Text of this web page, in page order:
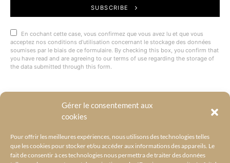
Gérer le consentement aux
cookies
Pour offrir les meilleures expériences, nous utilisons des technologies telles
que les cookies pour stocker et/ou accéder aux informations des appareils. Le
fait de consentir à ces technologies nous permettra de traiter des données
SUBSCRIBE
En cochant cette case, vous confirmez que vous avez lu et que vous
acceptez nos conditions d'utilisation concernant le stockage des données
soumises par le biais de ce formulaire. By checking this box, you confirm that
you have read and are agreeing to our terms of use regarding the storage of
the data submitted through this form.
@BYRACKEL